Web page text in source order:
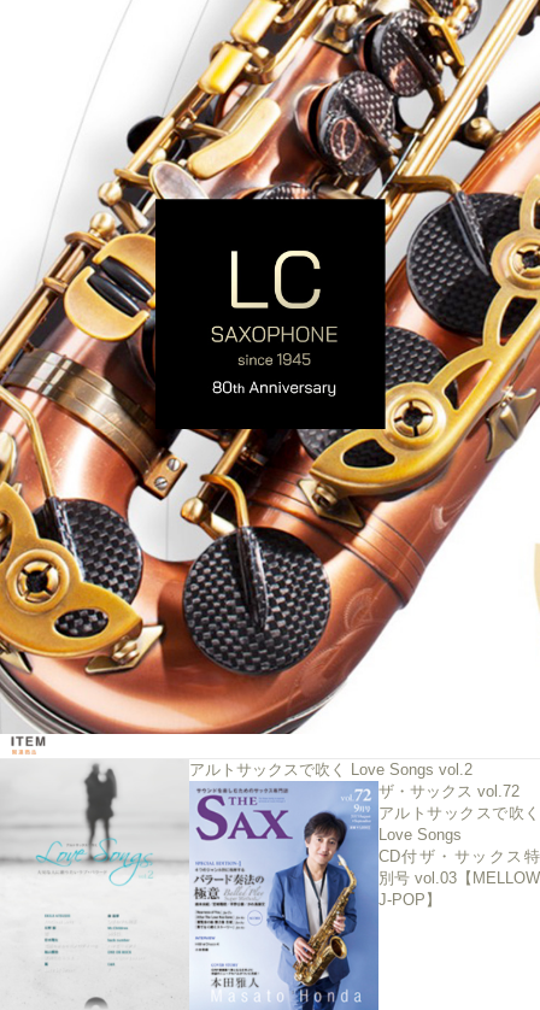
アルトサックスで吹く Love Songs vol.2
ザ・サックス vol.72
アルトサックスで吹く
Love Songs
CD付ザ・サックス特
別号 vol.03【MELLOW
J-POP】